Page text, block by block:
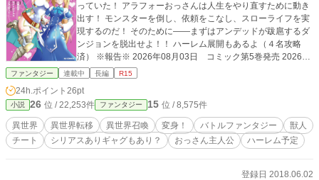
っていた！ アラフォーおっさんは人生をやり直すために動き
出す！ モンスターを倒し、依頼をこなし、スローライフを実
現するのだ！ そのために――まずはアンデッドが跋扈するダ
ンジョンを脱出せよ！！ ハーレム展開もあるよ（４名攻略
済） ※報告※ 2026年08月03日 コミック第5巻発売 2026年
03月02日 コミック第4巻発売 2025年10月31日 コミック
月01日 コミック第1巻発売 2024年10月11日 コミックファ
イアにて連載スタート 2020年09月19日 第3巻発売 2020年0
3月21日 第2巻発売 2019年08月24日 第1巻発売 2019年
05月17日 ノベルアップ＋様に投稿開始しました。 2018年1
2月02日 書籍化に伴い、タイトルを変更しました。 2018年
9月14日 HJネット小説大賞2018 二次選考通過しました。
ファンタジー 連載中 長編 R15
24h.ポイント 26pt
小説 26 位 / 22,253件 ファンタジー 15 位 / 8,575件
異世界 異世界転移 異世界召喚 変身！ バトルファンタジー
獣人
チート
シリアスありギャグもあり？ おっさん主人公 ハーレム予定
登録日 2018.06.02